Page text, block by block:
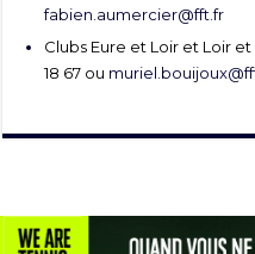
fabien.aumercier@fft.fr
Clubs Eure et Loir et Loir
18 67 ou